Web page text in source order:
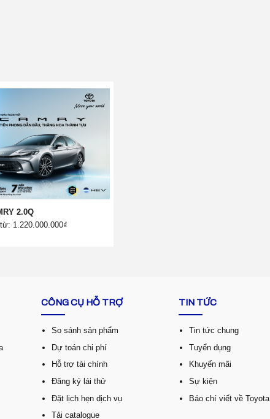
2.0Q
1.220.000.000₫
CÔNG CỤ HỖ TRỢ
So sánh sản phẩm
Dự toán chi phí
Hỗ trợ tài chính
Đăng ký lái thử
Đặt lịch hẹn dịch vụ
Tải catalogue
TIN TỨC
Tin tức chung
Tuyển dụng
Khuyến mãi
Sự kiện
Báo chí viết về Toyota